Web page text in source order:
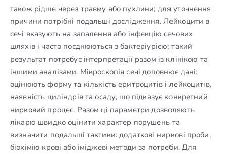
також рідше через травму або пухлини; для уточнення
причини потрібні подальші дослідження. Лейкоцити в
сечі вказують на запалення або інфекцію сечових
шляхів і часто поєднюються з бактеріурією; такий
результат потребує інтерпретації разом із клінікою та
іншими аналізами. Мікроскопія сечі доповнює дані:
оцінюють форму та кількість еритроцитів і лейкоцитів,
наявність циліндрів та осаду, що підказує конкретний
нирковий процес. Разом ці параметри дозволяють
лікарю швидко оцінити характер порушень та
визначити подальші тактики: додаткові ниркові проби,
біохімію крові або іміджеві методи за потреби. Для